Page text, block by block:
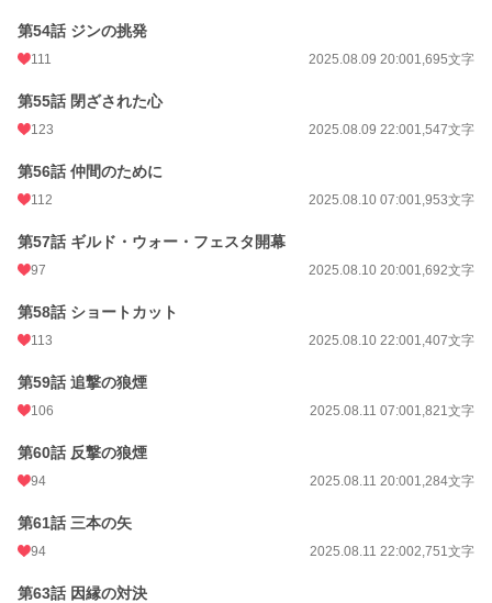
第54話 ジンの挑発
111 2025.08.09 20:001,695文字
第55話 閉ざされた心
123 2025.08.09 22:001,547文字
第56話 仲間のために
112 2025.08.10 07:001,953文字
第57話 ギルド・ウォー・フェスタ開幕
97 2025.08.10 20:001,692文字
第58話 ショートカット
113 2025.08.10 22:001,407文字
第59話 追撃の狼煙
106 2025.08.11 07:001,821文字
第60話 反撃の狼煙
94 2025.08.11 20:001,284文字
第61話 三本の矢
94 2025.08.11 22:002,751文字
第63話 因縁の対決